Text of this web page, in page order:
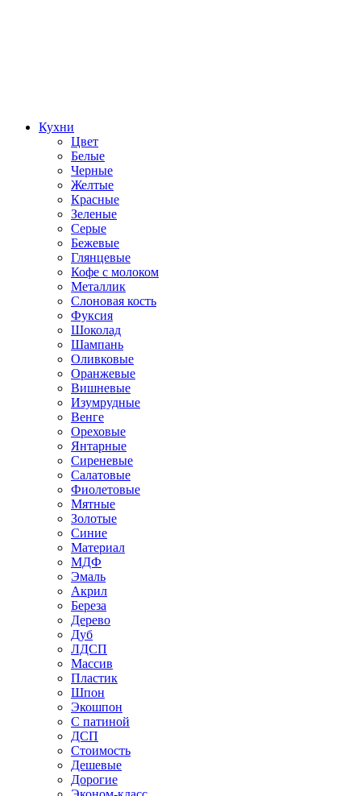
Кухни
Цвет
Белые
Черные
Желтые
Красные
Зеленые
Серые
Бежевые
Глянцевые
Кофе с молоком
Металлик
Слоновая кость
Фуксия
Шоколад
Шампань
Оливковые
Оранжевые
Вишневые
Изумрудные
Венге
Ореховые
Янтарные
Сиреневые
Салатовые
Фиолетовые
Мятные
Золотые
Синие
Материал
МДФ
Эмаль
Акрил
Береза
Дерево
Дуб
ЛДСП
Массив
Пластик
Шпон
Экошпон
С патиной
ДСП
Стоимость
Дешевые
Дорогие